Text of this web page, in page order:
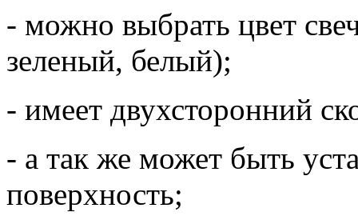
- можно выбрать цвет
зеленый, белый);
- имеет двухсторонний
- а так же может быть
поверхность;